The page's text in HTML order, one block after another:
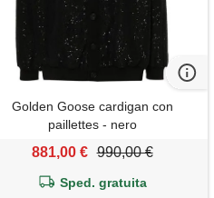
Golden Goose cardigan con
paillettes - nero
881,00 € 990,00 €
Sped. gratuita